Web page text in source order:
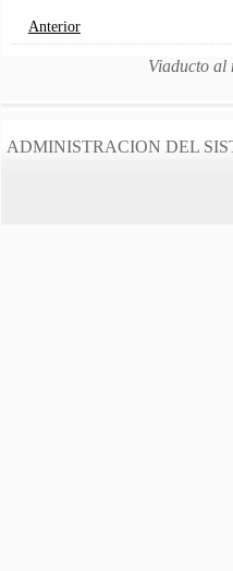
Anterior
Viaducto al
ADMINISTRACION DEL